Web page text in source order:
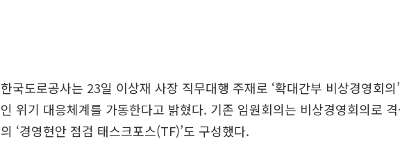
한국도로공사는 23일 이상재 사장 직무대행 주재로 ‘확대간부 비상경영회의
인 위기 대응체계를 가동한다고 밝혔다. 기존 임원회의는 비상경영회의로
의 ‘경영현안 점검 태스크포스(TF)’도 구성했다.